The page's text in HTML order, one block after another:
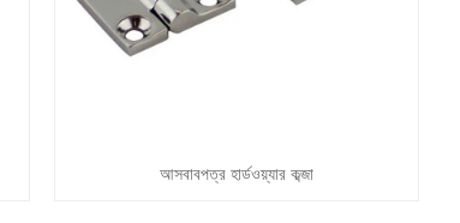
আসবাবপত্র হার্ডওয়্যার কব্জা